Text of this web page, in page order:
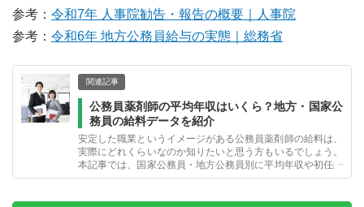
参考： 令和7年 人事院勧告・報告の概要｜人事院
参考： 令和6年 地方公務員給与の実態｜総務省
関連記事
公務員薬剤師の平均年収はいくら？地方・国家公
務員の給料データを紹介
安定した職業というイメージがある公務員薬剤師の給料は、
実際にどれくらいなのか知りたいと思う方もいるでしょう。
本記事では、国家公務員・地方公務員別に平均年収や初任給
をお伝えするとともに、仕事内容や働くメリット・デメリッ